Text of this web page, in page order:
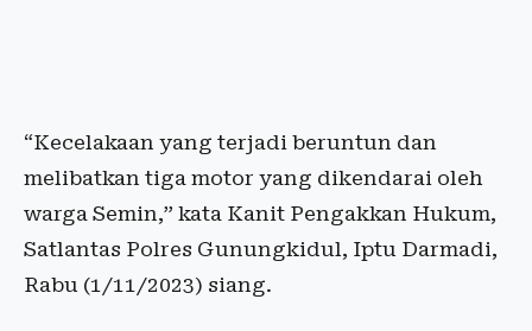
“Kecelakaan yang terjadi beruntun dan
melibatkan tiga motor yang dikendarai oleh
warga Semin,” kata Kanit Pengakkan Hukum,
Satlantas Polres Gunungkidul, Iptu Darmadi,
Rabu (1/11/2023) siang.